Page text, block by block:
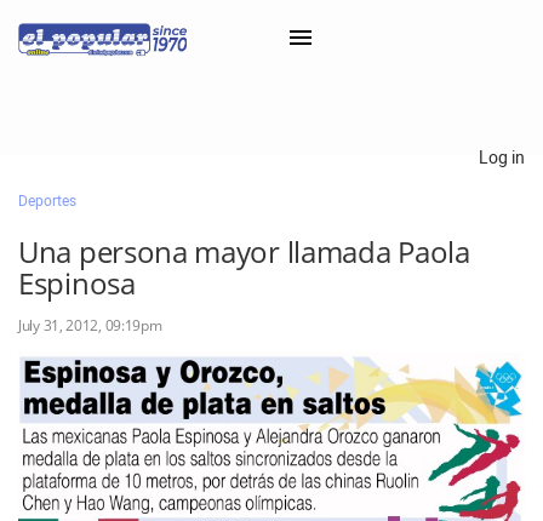
Classifieds
Categorías
Iniciar sesión con Clascal
×
Log in
Deportes
Una persona mayor llamada Paola
Espinosa
July 31, 2012, 09:19pm